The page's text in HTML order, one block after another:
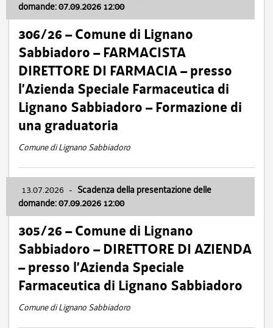
domande: 07.09.2026 12:00
306/26 – Comune di Lignano
Sabbiadoro – FARMACISTA
DIRETTORE DI FARMACIA – presso
l’Azienda Speciale Farmaceutica di
Lignano Sabbiadoro – Formazione di
una graduatoria
Comune di Lignano Sabbiadoro
13.07.2026 - Scadenza della presentazione delle
domande: 07.09.2026 12:00
305/26 – Comune di Lignano
Sabbiadoro – DIRETTORE DI AZIENDA
– presso l’Azienda Speciale
Farmaceutica di Lignano Sabbiadoro
Comune di Lignano Sabbiadoro